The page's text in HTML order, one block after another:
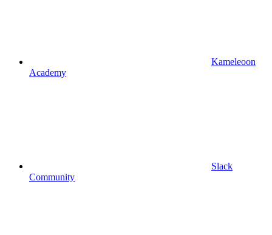
Kameleoon
Academy
Slack
Community